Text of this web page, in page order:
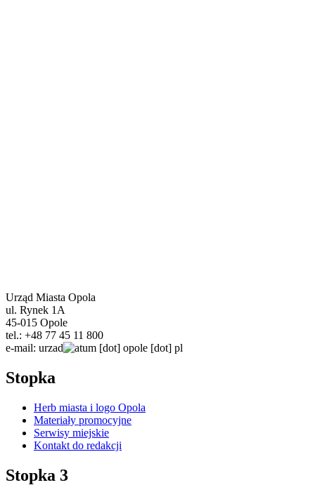
Urząd Miasta Opola
ul. Rynek 1A
45-015 Opole
tel.: +48 77 45 11 800
e-mail: urzad um [dot] opole [dot] pl
Stopka
Herb miasta i logo Opola
Materiały promocyjne
Serwisy miejskie
Kontakt do redakcji
Stopka 3